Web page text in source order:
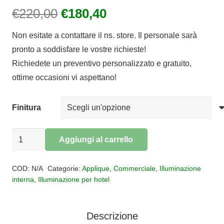
€220,00 Il
originale
era:
€220,00.
€180,40Il
attuale
è:
€180,40.
Non esitate a contattare il ns. store. Il personale sarà
pronto a soddisfare le vostre richieste!
Richiedete un preventivo personalizzato e gratuito,
ottime occasioni vi aspettano!
Finitura
Applique
biemissione
Aggiungi al carrello
COD: N/A Categorie: Applique, Commerciale, Illuminazione
interna
Illuminazione per hotel
Descrizione